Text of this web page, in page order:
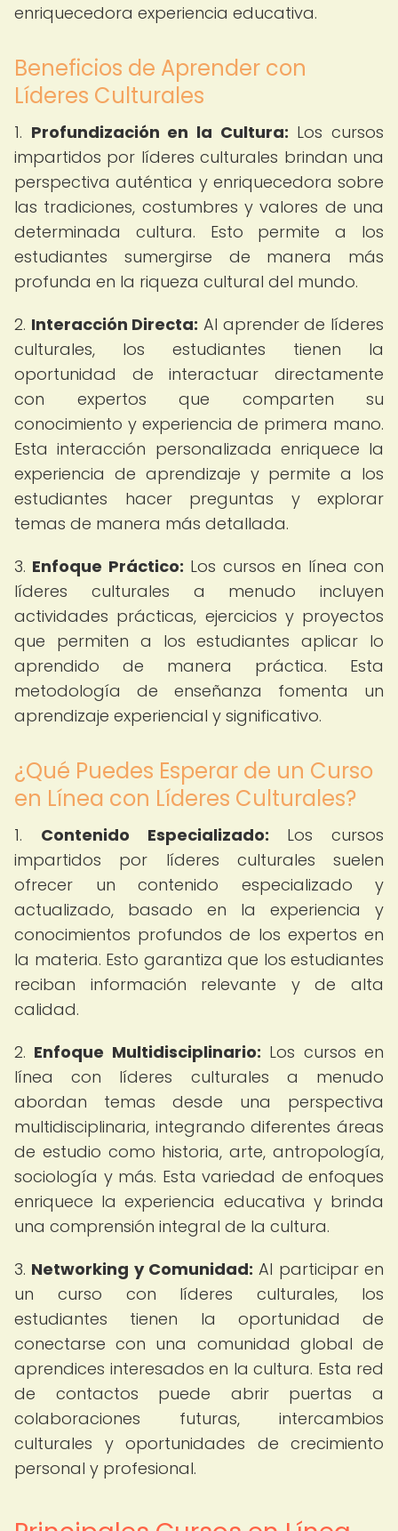
enriquecedora experiencia educativa.
Beneficios de Aprender con
Líderes Culturales
1. Profundización en la Cultura: Los cursos
impartidos por líderes culturales brindan una
perspectiva auténtica y enriquecedora sobre
las tradiciones, costumbres y valores de una
determinada cultura. Esto permite a los
estudiantes sumergirse de manera más
profunda en la riqueza cultural del mundo.
2. Interacción Directa: Al aprender de líderes
culturales, los estudiantes tienen la
oportunidad de interactuar directamente
con expertos que comparten su
conocimiento y experiencia de primera mano.
Esta interacción personalizada enriquece la
experiencia de aprendizaje y permite a los
estudiantes hacer preguntas y explorar
temas de manera más detallada.
3. Enfoque Práctico: Los cursos en línea con
líderes culturales a menudo incluyen
actividades prácticas, ejercicios y proyectos
que permiten a los estudiantes aplicar lo
aprendido de manera práctica. Esta
metodología de enseñanza fomenta un
aprendizaje experiencial y significativo.
¿Qué Puedes Esperar de un Curso
en Línea con Líderes Culturales?
1. Contenido Especializado: Los cursos
impartidos por líderes culturales suelen
ofrecer un contenido especializado y
actualizado, basado en la experiencia y
conocimientos profundos de los expertos en
la materia. Esto garantiza que los estudiantes
reciban información relevante y de alta
calidad.
2. Enfoque Multidisciplinario: Los cursos en
línea con líderes culturales a menudo
abordan temas desde una perspectiva
multidisciplinaria, integrando diferentes áreas
de estudio como historia, arte, antropología,
sociología y más. Esta variedad de enfoques
enriquece la experiencia educativa y brinda
una comprensión integral de la cultura.
3. Networking y Comunidad: Al participar en
un curso con líderes culturales, los
estudiantes tienen la oportunidad de
conectarse con una comunidad global de
aprendices interesados en la cultura. Esta red
de contactos puede abrir puertas a
colaboraciones futuras, intercambios
culturales y oportunidades de crecimiento
personal y profesional.